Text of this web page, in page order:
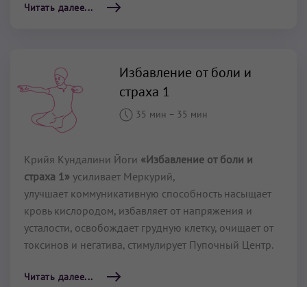
Читать далее...
Избавление от боли и
страха 1
35 мин – 35 мин
Крийя Кундалини Йоги «Избавление от боли и
страха 1» усиливает Меркурий,
улучшает коммуникативную способность насыщает
кровь кислородом, избавляет от напряжения и
усталости, освобождает грудную клетку, очищает от
токсинов и негатива, стимулирует Пупочный Центр.
Читать далее...